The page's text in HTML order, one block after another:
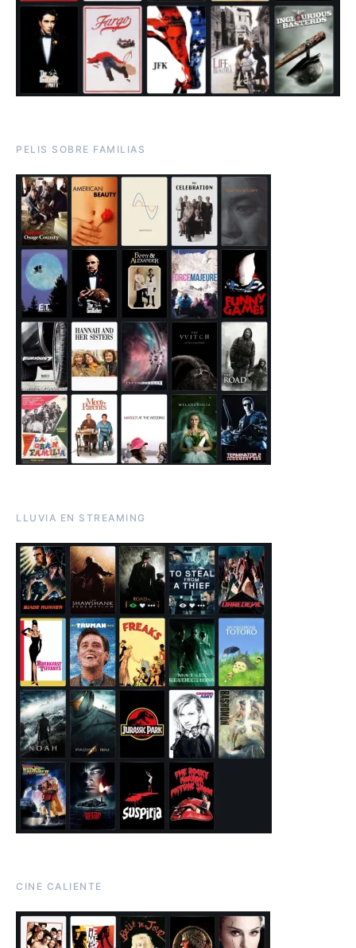
PELIS SOBRE FAMILIAS
LLUVIA EN STREAMING
CINE CALIENTE